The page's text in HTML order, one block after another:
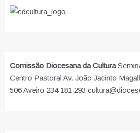
Comissão Diocesana da Cultura
Centro Pastoral Av. João Jacinto
506 Aveiro 234 181 293